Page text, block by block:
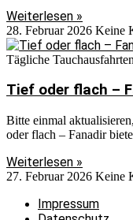
Weiterlesen »
28. Februar 2026 Keine
Tägliche Tauchausfahrten
Tief oder flach –
Bitte einmal
oder flach – Fanadir
Weiterlesen »
27. Februar 2026 Keine
Impressum